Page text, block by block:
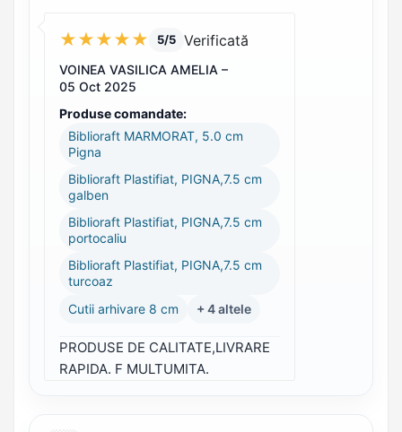
★★★★★ 5/5 Verificată
VOINEA VASILICA AMELIA –
05 Oct 2025
Produse comandate:
Biblioraft MARMORAT, 5.0 cm
Pigna
Biblioraft Plastifiat, PIGNA,7.5 cm
galben
Biblioraft Plastifiat, PIGNA,7.5 cm
portocaliu
Biblioraft Plastifiat, PIGNA,7.5 cm
turcoaz
Cutii arhivare 8 cm
+ 4 altele
PRODUSE DE CALITATE,LIVRARE
RAPIDA. F MULTUMITA.